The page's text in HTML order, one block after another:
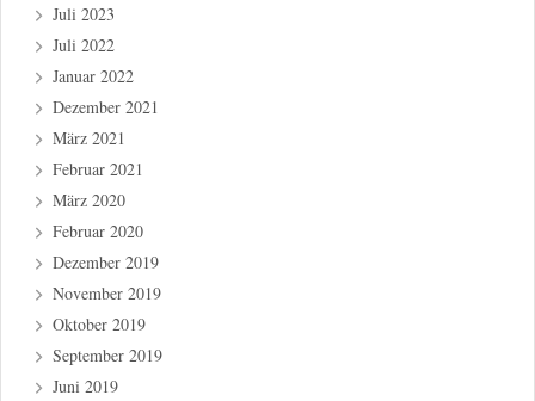
Juli 2023
Juli 2022
Januar 2022
Dezember 2021
März 2021
Februar 2021
März 2020
Februar 2020
Dezember 2019
November 2019
Oktober 2019
September 2019
Juni 2019